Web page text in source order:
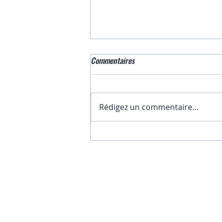
Footing de la Nouvelle Année 2026
Commentaires
Rédigez un commentaire...